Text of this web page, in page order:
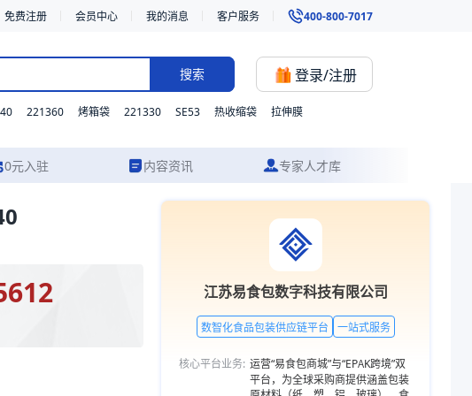
免费注册 会员中心 我的消息 客户服务 400-800-7017
搜索 登录/注册
221360 烤箱袋 221330 SE53 热收缩袋 拉伸膜
0元入驻 内容资讯 专家人才库
并提供从方案设计到成品交付的一站式食品包装服务。更多包装品类，欢迎访问
江苏易食包数字科技有限公司
数智化食品包装供应链平台 一站式服务
核心平台业务: 运营“易食包商城”与“EPAK跨境”双
平台，为全球采购商提供涵盖包装